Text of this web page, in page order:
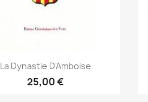
Anteprima
La Dynastie D'Amboise
25,00 €